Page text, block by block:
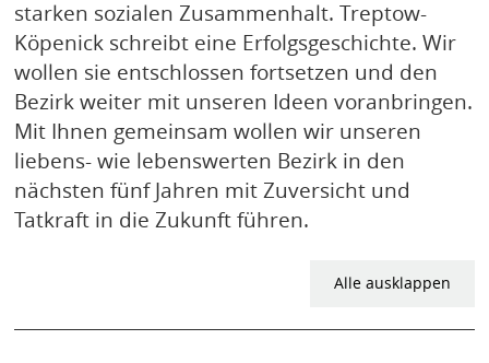
starken sozialen Zusammenhalt. Treptow-
Köpenick schreibt eine Erfolgsgeschichte. Wir
wollen sie entschlossen fortsetzen und den
Bezirk weiter mit unseren Ideen voranbringen.
Mit Ihnen gemeinsam wollen wir unseren
liebens- wie lebenswerten Bezirk in den
nächsten fünf Jahren mit Zuversicht und
Tatkraft in die Zukunft führen.
Alle ausklappen